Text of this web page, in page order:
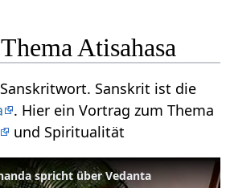
Atisahasa
Sanskrit ist die
. Hier ein Vortrag zum Thema
und Spiritualität
spricht über Vedanta